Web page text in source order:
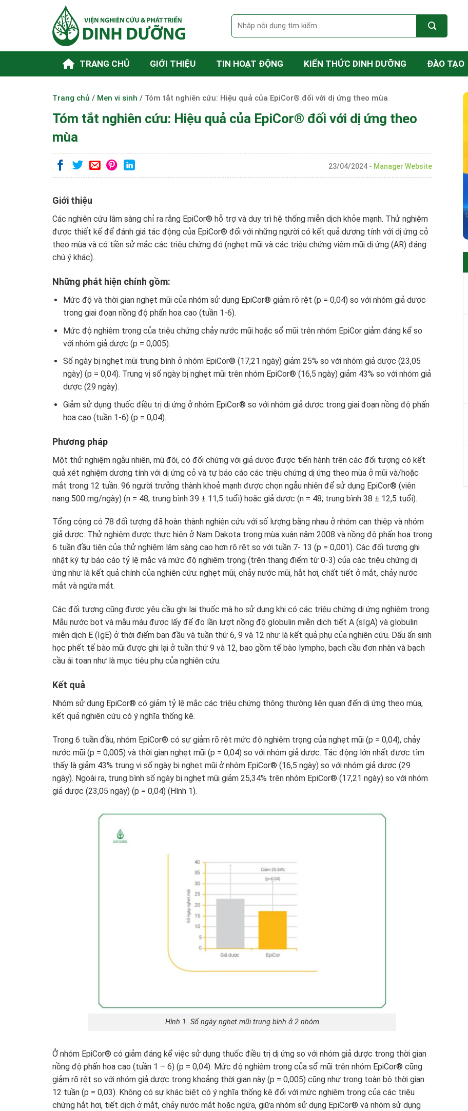
TRANG CHỦ GIỚI THIỆU TIN HOẠT ĐỘNG KIẾN THỨC DINH DƯỠNG ĐÀO TẠO
Trang chủ / Men vi sinh / Tóm tắt nghiên cứu: Hiệu quả của EpiCor® đối với dị ứng theo mùa
Tóm tắt nghiên cứu: Hiệu quả của EpiCor® đối với dị ứng theo
mùa
23/04/2024 - Manager Website
Giới thiệu
Các nghiên cứu lâm sàng chỉ ra rằng EpiCor® hỗ trợ và duy trì hệ thống miễn dịch khỏe mạnh. Thử nghiệm
được thiết kế để đánh giá tác động của EpiCor® đối với những người có kết quả dương tính với dị ứng cỏ
theo mùa và có tiền sử mắc các triệu chứng đó (nghẹt mũi và các triệu chứng viêm mũi dị ứng (AR) đáng
chú ý khác).
Những phát hiện chính gồm:
Mức độ và thời gian nghẹt mũi của nhóm sử dụng EpiCor® giảm rõ rệt (p = 0,04) so với nhóm giả dược
trong giai đoạn nồng độ phấn hoa cao (tuần 1-6).
Mức độ nghiêm trọng của triệu chứng chảy nước mũi hoặc sổ mũi trên nhóm EpiCor giảm đáng kể so
với nhóm giả dược (p = 0,005).
Số ngày bị nghẹt mũi trung bình ở nhóm EpiCor® (17,21 ngày) giảm 25% so với nhóm giả dược (23,05
ngày) (p = 0,04). Trung vị số ngày bị nghẹt mũi trên nhóm EpiCor® (16,5 ngày) giảm 43% so với nhóm giả
dược (29 ngày).
Giảm sử dụng thuốc điều trị dị ứng ở nhóm EpiCor® so với nhóm giả dược trong giai đoạn nồng độ phấn
hoa cao (tuần 1-6) (p = 0,04).
Phương pháp
Một thử nghiệm ngẫu nhiên, mù đôi, có đối chứng với giả dược được tiến hành trên các đối tượng có kết
quả xét nghiệm dương tính với dị ứng cỏ và tự báo cáo các triệu chứng dị ứng theo mùa ở mũi và/hoặc
mắt trong 12 tuần. 96 người trưởng thành khoẻ mạnh được chọn ngẫu nhiên để sử dụng EpiCor® (viên
nang 500 mg/ngày) (n = 48; trung bình 39 ± 11,5 tuổi) hoặc giả dược (n = 48; trung bình 38 ± 12,5 tuổi).
Tổng cộng có 78 đối tượng đã hoàn thành nghiên cứu với số lượng bằng nhau ở nhóm can thiệp và nhóm
giả dược. Thử nghiệm được thực hiện ở Nam Dakota trong mùa xuân năm 2008 và nồng độ phấn hoa trong
6 tuần đầu tiên của thử nghiệm lâm sàng cao hơn rõ rệt so với tuần 7- 13 (p = 0,001). Các đối tượng ghi
nhật ký tự báo cáo tỷ lệ mắc và mức độ nghiêm trọng (trên thang điểm từ 0-3) của các triệu chứng dị
ứng như là kết quả chính của nghiên cứu: nghẹt mũi, chảy nước mũi, hắt hơi, chất tiết ở mắt, chảy nước
mắt và ngứa mắt.
Các đối tượng cũng được yêu cầu ghi lại thuốc mà họ sử dụng khi có các triệu chứng dị ứng nghiêm trọng.
Mẫu nước bọt và mẫu máu được lấy để đo lần lượt nồng độ globulin miễn dịch tiết A (sIgA) và globulin
miễn dịch E (IgE) ở thời điểm ban đầu và tuần thứ 6, 9 và 12 như là kết quả phụ của nghiên cứu. Dấu ấn sinh
học phết tế bào mũi được ghi lại ở tuần thứ 9 và 12, bao gồm tế bào lympho, bạch cầu đơn nhân và bạch
cầu ái toan như là mục tiêu phụ của nghiên cứu.
Kết quả
Nhóm sử dụng EpiCor® có giảm tỷ lệ mắc các triệu chứng thông thường liên quan đến dị ứng theo mùa,
kết quả nghiên cứu có ý nghĩa thống kê.
Trong 6 tuần đầu, nhóm EpiCor® có sự giảm rõ rệt mức độ nghiêm trọng của nghẹt mũi (p = 0,04), chảy
nước mũi (p = 0,005) và thời gian nghẹt mũi (p = 0,04) so với nhóm giả dược. Tác động lớn nhất được tìm
thấy là giảm 43% trung vị số ngày bị nghẹt mũi ở nhóm EpiCor® (16,5 ngày) so với nhóm giả dược (29
ngày). Ngoài ra, trung bình số ngày bị nghẹt mũi giảm 25,34% trên nhóm EpiCor® (17,21 ngày) so với nhóm
giả dược (23,05 ngày) (p = 0,04) (Hình 1).
Hình 1. Số ngày nghẹt mũi trung bình ở 2 nhóm
Ở nhóm EpiCor® có giảm đáng kể việc sử dụng thuốc điều trị dị ứng so với nhóm giả dược trong thời gian
nồng độ phấn hoa cao (tuần 1 – 6) (p = 0,04). Mức độ nghiêm trọng của sổ mũi trên nhóm EpiCor® cũng
giảm rõ rệt so với nhóm giả dược trong khoảng thời gian này (p = 0,005) cũng như trong toàn bộ thời gian
12 tuần (p = 0,03). Không có sự khác biệt có ý nghĩa thống kê đối với mức nghiêm trọng của các triệu
chứng hắt hơi, tiết dịch ở mắt, chảy nước mắt hoặc ngứa, giữa nhóm sử dụng EpiCor® và nhóm sử dụng